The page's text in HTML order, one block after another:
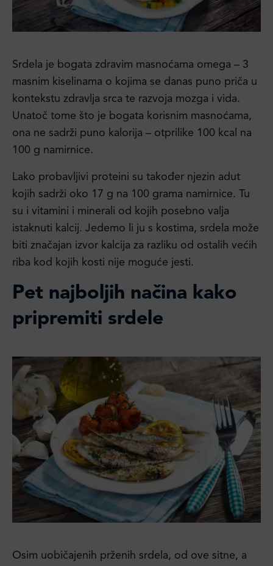
Srdela je bogata zdravim masnoćama omega – 3
masnim kiselinama o kojima se danas puno priča u
kontekstu zdravlja srca te razvoja mozga i vida.
Unatoč tome što je bogata korisnim masnoćama,
ona ne sadrži puno kalorija – otprilike 100 kcal na
100 g namirnice.
Lako probavljivi proteini su također njezin adut
kojih sadrži oko 17 g na 100 grama namirnice. Tu
su i vitamini i minerali od kojih posebno valja
istaknuti kalcij. Jedemo li ju s kostima, srdela može
biti značajan izvor kalcija za razliku od ostalih većih
riba kod kojih kosti nije moguće jesti.
Pet najboljih načina kako
pripremiti srdele
Osim uobičajenih prženih srdela, od ove sitne, a